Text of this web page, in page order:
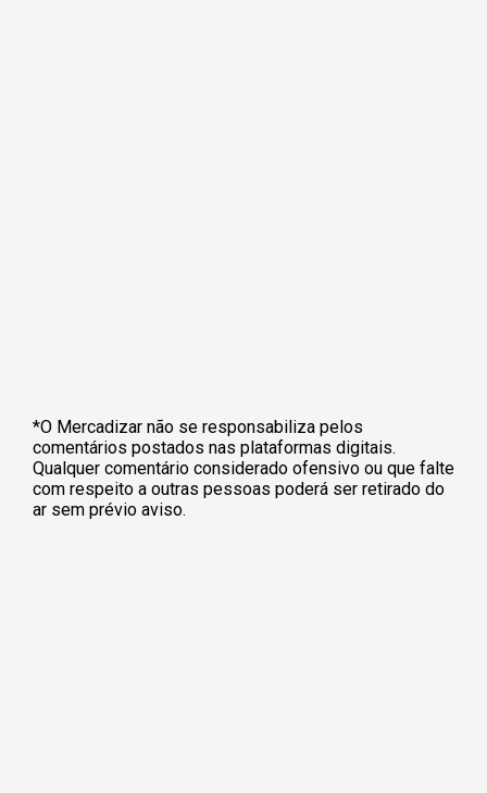
*O Mercadizar não se responsabiliza pelos
comentários postados nas plataformas digitais.
Qualquer comentário considerado ofensivo ou que falte
com respeito a outras pessoas poderá ser retirado do
ar sem prévio aviso.